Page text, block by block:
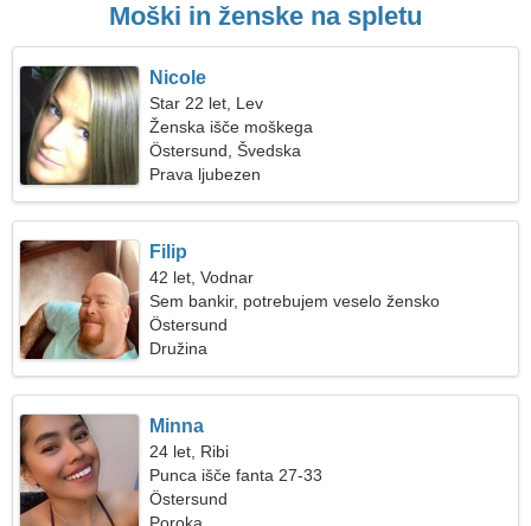
Moški in ženske na spletu
Nicole
Star 22 let, Lev
Ženska išče moškega
Östersund, Švedska
Prava ljubezen
Filip
42 let, Vodnar
Sem bankir, potrebujem veselo žensko
Östersund
Družina
Minna
24 let, Ribi
Punca išče fanta 27-33
Östersund